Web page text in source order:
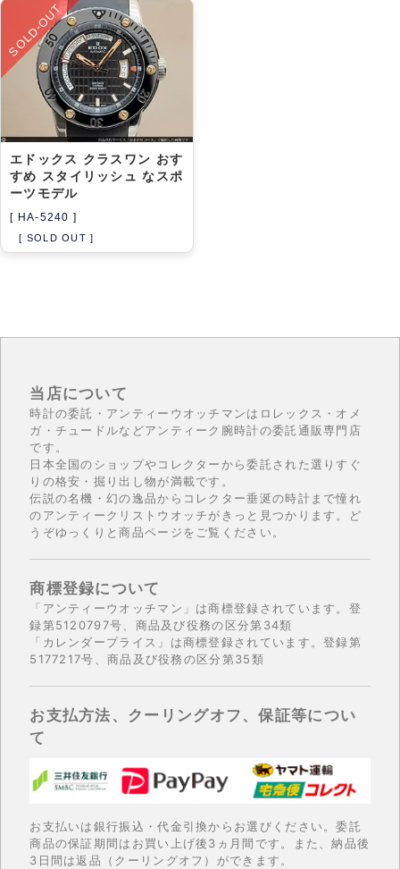
SOLD-OUT
エドックス クラスワン おす
すめ スタイリッシュ なスポ
ーツモデル
[ HA-5240 ]
[ SOLD OUT ]
当店について
時計の委託・アンティーウオッチマンはロレックス・オメ
ガ・チュードルなどアンティーク腕時計の委託通販専門店
です。
日本全国のショップやコレクターから委託された選りすぐ
りの格安・掘り出し物が満載です。
伝説の名機・幻の逸品からコレクター垂涎の時計まで憧れ
のアンティークリストウオッチがきっと見つかります。ど
うぞゆっくりと商品ページをご覧ください。
商標登録について
「アンティーウオッチマン」は商標登録されています。登
録第5120797号、商品及び役務の区分第34類
「カレンダープライス」は商標登録されています。登録第
5177217号、商品及び役務の区分第35類
お支払方法、クーリングオフ、保証等につい
て
お支払いは銀行振込・代金引換からお選びください。委託
商品の保証期間はお買い上げ後3ヵ月間です。また、納品後
3日間は返品（クーリングオフ）ができます。